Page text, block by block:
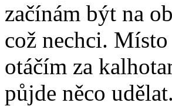
začínám být na
což nechci. Místo
otáčím za
půjde něco